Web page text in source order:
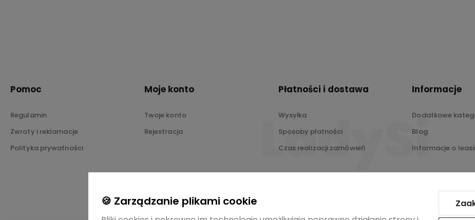
Pomoc
Regulamin
Zwroty i reklamacje
Polityka prywatności
Moje konto
Twoje konto
Rejestracja
Płatności i dostawa
Wysyłka
Sposoby płatności
Czas realizacji zamówień
Informacje
Dodatkowe
Blog
Informacje o
🍪 Zarządzanie plikami cookie